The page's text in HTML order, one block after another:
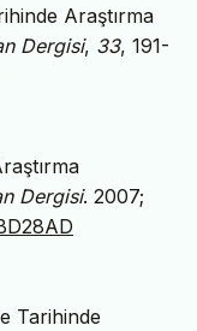
Araştırma
Dergisi, 33, 191-
Dergisi. 2007;
Tarihinde